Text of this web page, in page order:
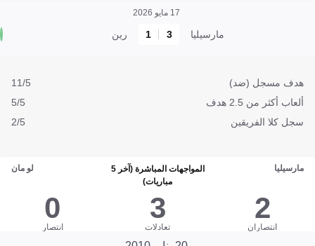
17 مايو 2026
مارسيليا 3
1 رين
هدف مسجل (ضد)
11/5
ألعاب أكثر من 2.5 هدف
5/5
سجل كلا الفريقين
2/5
مارسيليا
المواجهات المباشرة (آخر 5
مباريات)
لو مان
2
انتصاران
3
تعادلات
0
انتصار